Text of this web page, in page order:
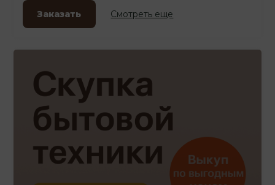
Заказать Смотреть еще